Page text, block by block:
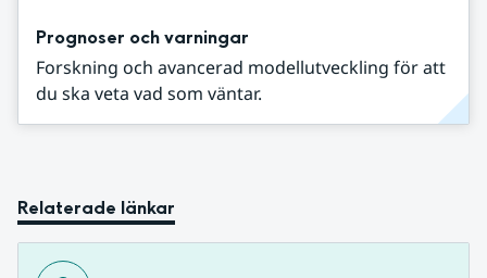
Prognoser och varningar
Forskning och avancerad modellutveckling för att
du ska veta vad som väntar.
Relaterade länkar